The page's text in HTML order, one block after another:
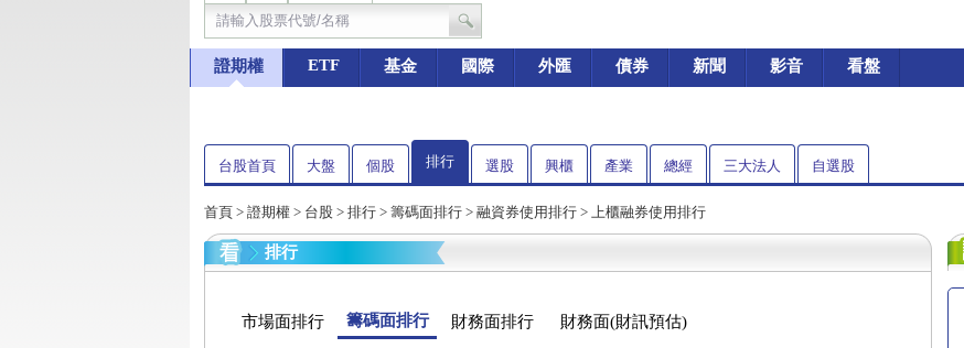
證期權 ETF 基金 國際 外匯 債券 新聞 影音 看盤
台股首頁 大盤 個股 排行 選股 興櫃 產業 總經 三大法人 自選股
首頁 > 證期權 > 台股 > 排行 > 籌碼面排行 > 融資券使用排行 > 上櫃融券使用排行
排行
市場面排行 籌碼面排行 財務面排行 財務面(財訊預估)